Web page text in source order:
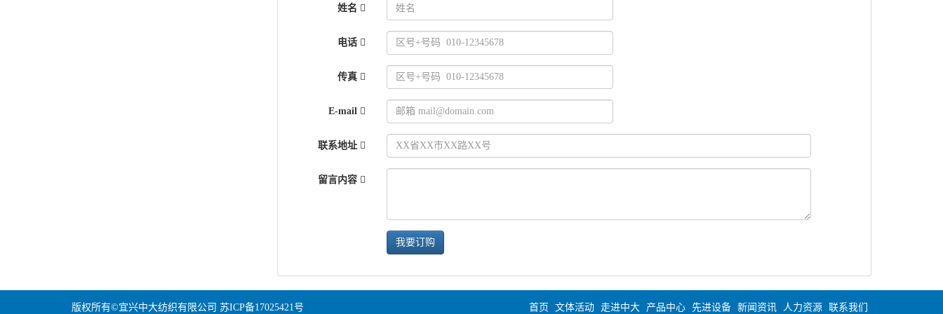
姓名
电话
传真
E-mail
联系地址
留言内容
我要订购
版权所有©宜兴中大纺织有限公司 苏ICP备17025421号 首页 文体活动 走进中大 产品中心 先进设备 新闻资讯 人力资源 联系我们